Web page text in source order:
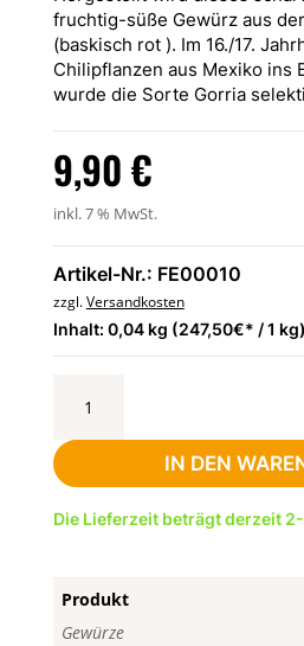
fruchtig-süße Gewürz aus
(baskisch rot ). Im 16./17.
Chilipflanzen aus Mexiko ins
wurde die Sorte Gorria
9,90€
inkl. 7 % MwSt.
Artikel-Nr.: FE00010
zzgl.Versandkosten
Inhalt: 0,04 kg (247,50€* / 1 kg)
d'Espelette
Pulver
g
Baskenland
Menge
IN DEN
Die Lieferzeit beträgt derzeit
Produkt
Gewürze